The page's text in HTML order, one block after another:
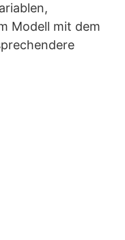
Modell mit dem